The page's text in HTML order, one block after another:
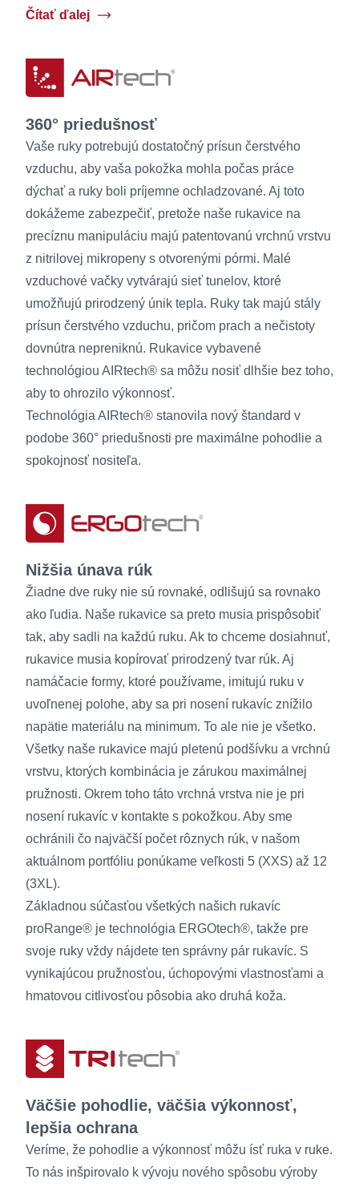
Čítať ďalej
360° priedušnosť
Vaše ruky potrebujú dostatočný prísun čerstvého
vzduchu, aby vaša pokožka mohla počas práce
dýchať a ruky boli príjemne ochladzované. Aj toto
dokážeme zabezpečiť, pretože naše rukavice na
precíznu manipuláciu majú patentovanú vrchnú vrstvu
z nitrilovej mikropeny s otvorenými pórmi. Malé
vzduchové vačky vytvárajú sieť tunelov, ktoré
umožňujú prirodzený únik tepla. Ruky tak majú stály
prísun čerstvého vzduchu, pričom prach a nečistoty
dovnútra nepreniknú. Rukavice vybavené
technológiou AIRtech® sa môžu nosiť dlhšie bez toho,
aby to ohrozilo výkonnosť.
Technológia AIRtech® stanovila nový štandard v
podobe 360° priedušnosti pre maximálne pohodlie a
spokojnosť nositeľa.
Nižšia únava rúk
Žiadne dve ruky nie sú rovnaké, odlišujú sa rovnako
ako ľudia. Naše rukavice sa preto musia prispôsobiť
tak, aby sadli na každú ruku. Ak to chceme dosiahnuť,
rukavice musia kopírovať prirodzený tvar rúk. Aj
namáčacie formy, ktoré používame, imitujú ruku v
uvoľnenej polohe, aby sa pri nosení rukavíc znížilo
napätie materiálu na minimum. To ale nie je všetko.
Všetky naše rukavice majú pletenú podšívku a vrchnú
vrstvu, ktorých kombinácia je zárukou maximálnej
pružnosti. Okrem toho táto vrchná vrstva nie je pri
nosení rukavíc v kontakte s pokožkou. Aby sme
ochránili čo najväčší počet rôznych rúk, v našom
aktuálnom portfóliu ponúkame veľkosti 5 (XXS) až 12
(3XL).
Základnou súčasťou všetkých našich rukavíc
proRange® je technológia ERGOtech®, takže pre
svoje ruky vždy nájdete ten správny pár rukavíc. S
vynikajúcou pružnosťou, úchopovými vlastnosťami a
hmatovou citlivosťou pôsobia ako druhá koža.
Väčšie pohodlie, väčšia výkonnosť,
lepšia ochrana
Veríme, že pohodlie a výkonnosť môžu ísť ruka v ruke.
To nás inšpirovalo k vývoju nového spôsobu výroby